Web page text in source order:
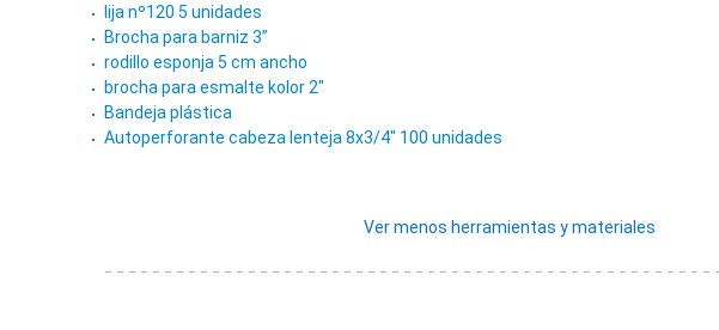
lija nº120 5 unidades
Brocha para barniz 3”
rodillo esponja 5 cm ancho
brocha para esmalte kolor 2"
Bandeja plástica
Autoperforante cabeza lenteja 8x3/4" 100 unidades
Ver menos herramientas y materiales